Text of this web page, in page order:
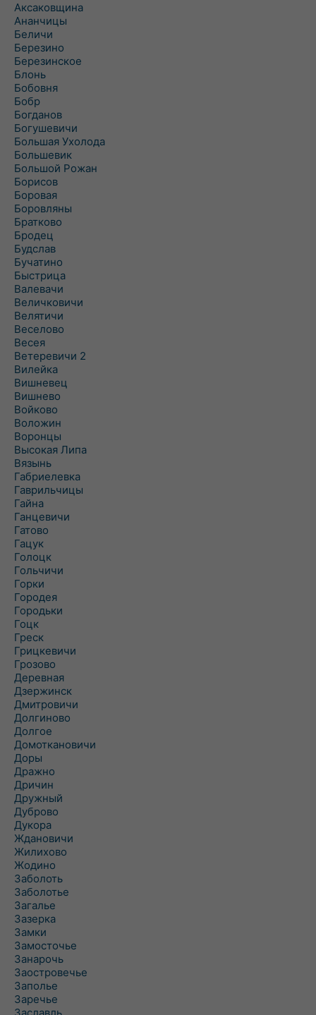
Аксаковщина
Ананчицы
Беличи
Березино
Березинское
Блонь
Бобовня
Бобр
Богданов
Богушевичи
Большая Ухолода
Большевик
Большой Рожан
Борисов
Боровая
Боровляны
Братково
Бродец
Будслав
Бучатино
Быстрица
Валевачи
Величковичи
Велятичи
Веселово
Весея
Ветеревичи 2
Вилейка
Вишневец
Вишнево
Войково
Воложин
Воронцы
Высокая Липа
Вязынь
Габриелевка
Гаврильчицы
Гайна
Ганцевичи
Гатово
Гацук
Голоцк
Гольчичи
Горки
Городея
Городьки
Гоцк
Греск
Грицкевичи
Грозово
Деревная
Дзержинск
Дмитровичи
Долгиново
Долгое
Домоткановичи
Доры
Дражно
Дричин
Дружный
Дуброво
Дукора
Ждановичи
Жилихово
Жодино
Заболоть
Заболотье
Загалье
Зазерка
Замки
Замосточье
Занарочь
Заостровечье
Заполье
Заречье